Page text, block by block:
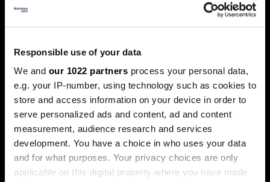
Responsible use of your data
We and our 1022 partners process your personal data,
e.g. your IP-number, using technology such as cookies to
store and access information on your device in order to
serve personalized ads and content, ad and content
measurement, audience research and services
development. You have a choice in who uses your data
and for what purposes. Your privacy choices are only
applicable on this digital property where you have made
Norveški napadač bogatstvo širi
izvan fudbala – od nekretnina do
Birkin torbi
Za Erlinga Haalanda pravi izazovi neće se završiti
posljednjim sudijskim zviždukom 19. jula.